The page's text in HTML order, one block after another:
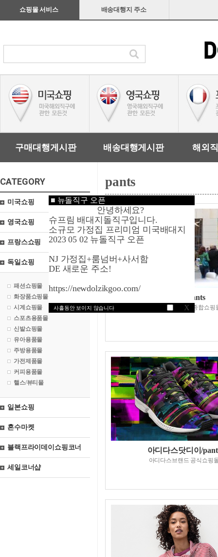
■ 뉴돌직구 오픈
안녕하세요?
슈프림 배대지돌직구입니다.
소규모 가정집 프리미엄 미국배대지
2023 05 02 뉴돌직구 오픈
NJ 가정집+룸넘버+사서함
DE 새로운 주소!
https://newdolzikgoo.com/
사흘동안 보이지 않습니다 X
쇼핑몰 서비스 배송대행지 주소
구매대행게시판 배송대행게시판 해외
CATEGORY
미국쇼핑
영국쇼핑
프랑스쇼핑
독일쇼핑
패션쇼핑몰
화장품쇼핑몰
시계쇼핑몰
스포츠용품몰
신발쇼핑몰
유아용품몰
주방용품몰
가전제품몰
커피용품몰
핼스/뷰티몰
일본쇼핑
혼수마켓
블랙프라이데이쇼핑코너
세일코너샵
pants
자란도닷디이/pants
유럽최다매장보유패션관련종합쇼핑
아디다스닷디이/
아디다스브랜드 공식쇼핑